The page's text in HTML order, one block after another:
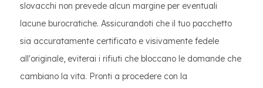
slovacchi non prevede alcun margine per eventuali
lacune burocratiche. Assicurandoti che il tuo pacchetto
sia accuratamente certificato e visivamente fedele
all'originale, eviterai i rifiuti che bloccano le domande che
cambiano la vita. Pronti a procedere con la